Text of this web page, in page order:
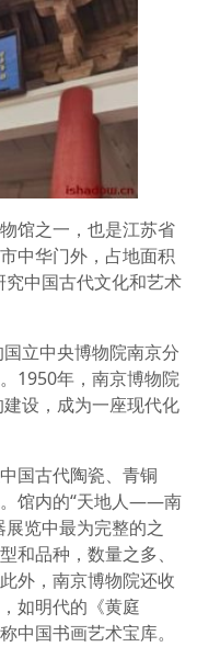
馆之一，也是江苏省
中华门外，占地面积
中国古代文化和艺术
立中央博物院南京分
1950年，南京博物院
设，成为一座现代化
国古代陶瓷、青铜
馆内的“天地人——南
览中最为完整的之
和品种，数量之多、
外，南京博物院还收
如明代的《黄庭
中国书画艺术宝库。